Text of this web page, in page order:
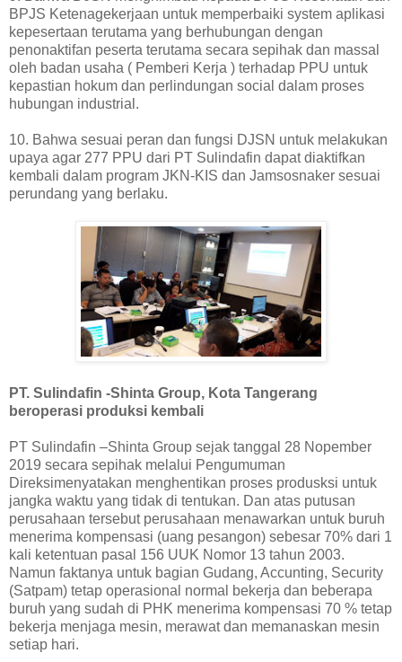
BPJS Ketenagekerjaan untuk memperbaiki system aplikasi
kepesertaan terutama yang berhubungan dengan
penonaktifan peserta terutama secara sepihak dan massal
oleh badan usaha ( Pemberi Kerja ) terhadap PPU untuk
kepastian hokum dan perlindungan social dalam proses
hubungan industrial.
10. Bahwa sesuai peran dan fungsi DJSN untuk melakukan
upaya agar 277 PPU dari PT Sulindafin dapat diaktifkan
kembali dalam program JKN-KIS dan Jamsosnaker sesuai
perundang yang berlaku.
PT. Sulindafin -Shinta Group, Kota Tangerang
beroperasi produksi kembali
PT Sulindafin –Shinta Group sejak tanggal 28 Nopember
2019 secara sepihak melalui Pengumuman
Direksimenyatakan menghentikan proses produsksi untuk
jangka waktu yang tidak di tentukan. Dan atas putusan
perusahaan tersebut perusahaan menawarkan untuk buruh
menerima kompensasi (uang pesangon) sebesar 70% dari 1
kali ketentuan pasal 156 UUK Nomor 13 tahun 2003.
Namun faktanya untuk bagian Gudang, Accunting, Security
(Satpam) tetap operasional normal bekerja dan beberapa
buruh yang sudah di PHK menerima kompensasi 70 % tetap
bekerja menjaga mesin, merawat dan memanaskan mesin
setiap hari.